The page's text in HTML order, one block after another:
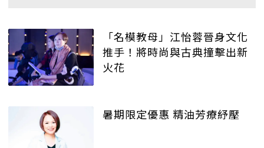
「名模教母」江怡蓉晉身文化
推手！將時尚與古典撞擊出新
火花
暑期限定優惠 精油芳療紓壓